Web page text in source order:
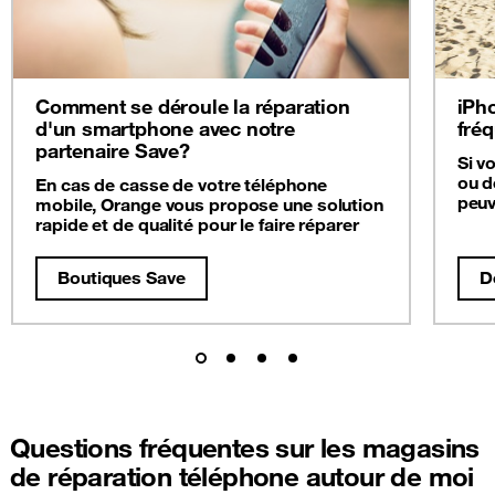
Comment se déroule la réparation
d'un smartphone avec notre
partenaire Save?
En cas de casse de votre téléphone
mobile, Orange vous propose une solution
rapide et de qualité pour le faire réparer
Boutiques Save
Si
ou
Questions fréquentes sur les magasins
de réparation téléphone autour de moi